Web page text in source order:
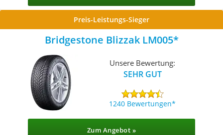
Preis-Leistungs-Sieger
Bridgestone Blizzak LM005
Unsere Bewertung:
SEHR GUT
1240 Bewertungen
Zum Angebot »